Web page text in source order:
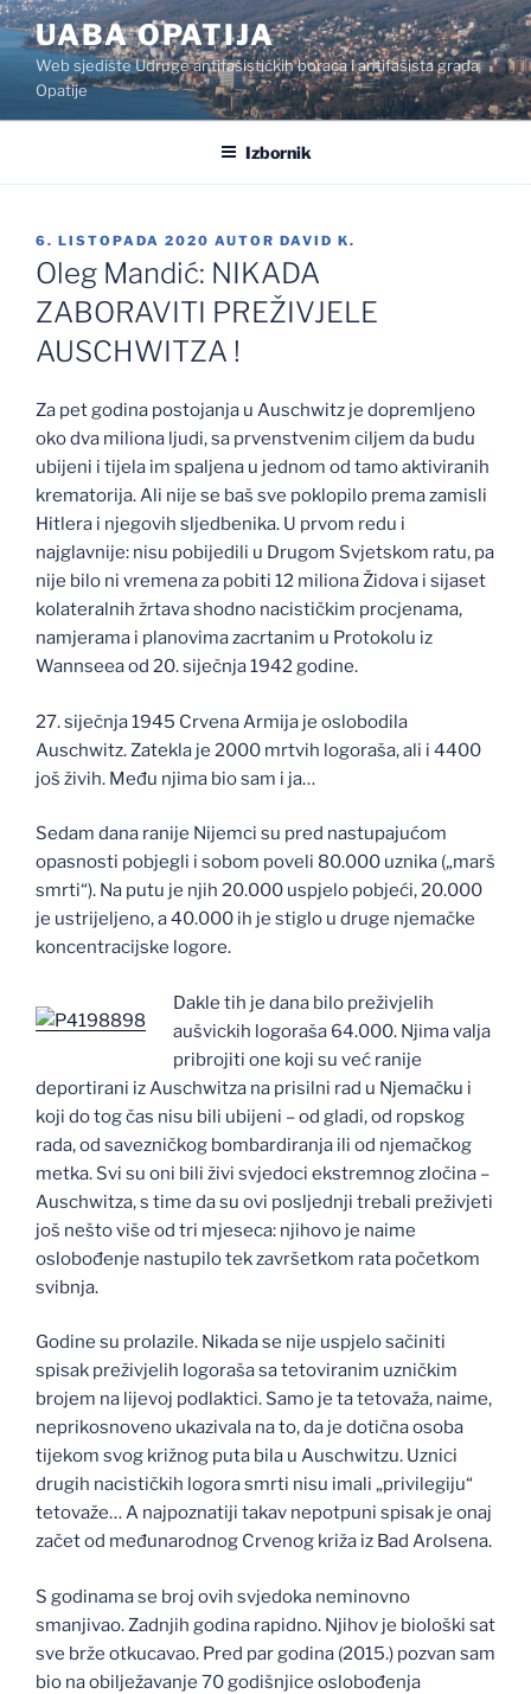
Preskoči
sadržaj
UABA OPATIJA
Web sjedište Udruge antifašističkih boraca i antifašista grada
Opatije
Izbornik
OBJAVLJENO
6. LISTOPADA 2020 AUTOR DAVID K.
Oleg Mandić: NIKADA
ZABORAVITI PREŽIVJELE
AUSCHWITZA !
Za pet godina postojanja u Auschwitz je dopremljeno
oko dva miliona ljudi, sa prvenstvenim ciljem da budu
ubijeni i tijela im spaljena u jednom od tamo aktiviranih
krematorija. Ali nije se baš sve poklopilo prema zamisli
Hitlera i njegovih sljedbenika. U prvom redu i
najglavnije: nisu pobijedili u Drugom Svjetskom ratu, pa
nije bilo ni vremena za pobiti 12 miliona Židova i sijaset
kolateralnih žrtava shodno nacističkim procjenama,
namjerama i planovima zacrtanim u Protokolu iz
Wannseea od 20. siječnja 1942 godine.
27. siječnja 1945 Crvena Armija je oslobodila
Auschwitz. Zatekla je 2000 mrtvih logoraša, ali i 4400
još živih. Među njima bio sam i ja…
Sedam dana ranije Nijemci su pred nastupajućom
opasnosti pobjegli i sobom poveli 80.000 uznika („marš
smrti“). Na putu je njih 20.000 uspjelo pobjeći, 20.000
je ustrijeljeno, a 40.000 ih je stiglo u druge njemačke
koncentracijske logore.
Dakle tih je dana bilo preživjelih
aušvickih logoraša 64.000. Njima valja
pribrojiti one koji su već ranije
deportirani iz Auschwitza na prisilni rad u Njemačku i
koji do tog čas nisu bili ubijeni – od gladi, od ropskog
rada, od savezničkog bombardiranja ili od njemačkog
metka. Svi su oni bili živi svjedoci ekstremnog zločina –
Auschwitza, s time da su ovi posljednji trebali preživjeti
još nešto više od tri mjeseca: njihovo je naime
oslobođenje nastupilo tek završetkom rata početkom
svibnja.
Godine su prolazile. Nikada se nije uspjelo sačiniti
spisak preživjelih logoraša sa tetoviranim uzničkim
brojem na lijevoj podlaktici. Samo je ta tetovaža, naime,
neprikosnoveno ukazivala na to, da je dotična osoba
tijekom svog križnog puta bila u Auschwitzu. Uznici
drugih nacističkih logora smrti nisu imali „privilegiju“
tetovaže… A najpoznatiji takav nepotpuni spisak je onaj
začet od međunarodnog Crvenog križa iz Bad Arolsena.
S godinama se broj ovih svjedoka neminovno
smanjivao. Zadnjih godina rapidno. Njihov je biološki sat
sve brže otkucavao. Pred par godina (2015.) pozvan sam
bio na obilježavanje 70 godišnjice oslobođenja